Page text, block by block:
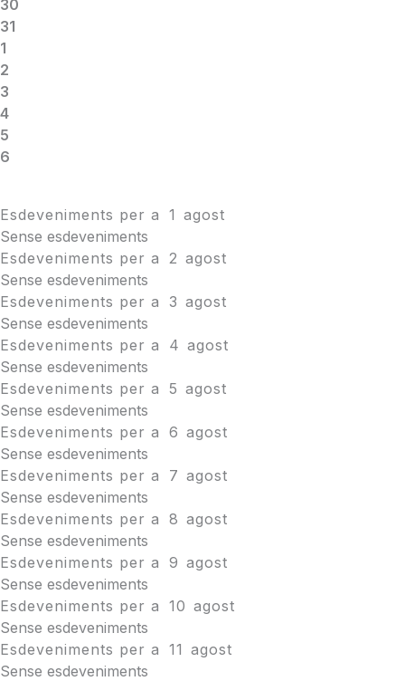
30
31
1
2
3
4
5
6
Esdeveniments per a 1 agost
Sense esdeveniments
Esdeveniments per a
2 agost
Sense esdeveniments
Esdeveniments per a 3 agost
Sense esdeveniments
Esdeveniments per a
4 agost
Sense esdeveniments
Esdeveniments per a 5 agost
Sense esdeveniments
Esdeveniments per a 6 agost
Sense esdeveniments
Esdeveniments per a
7 agost
Sense esdeveniments
Esdeveniments per a 8 agost
Sense esdeveniments
Esdeveniments per a 9 agost
Sense esdeveniments
Esdeveniments per a 10 agost
Sense esdeveniments
Esdeveniments per a 11 agost
Sense esdeveniments